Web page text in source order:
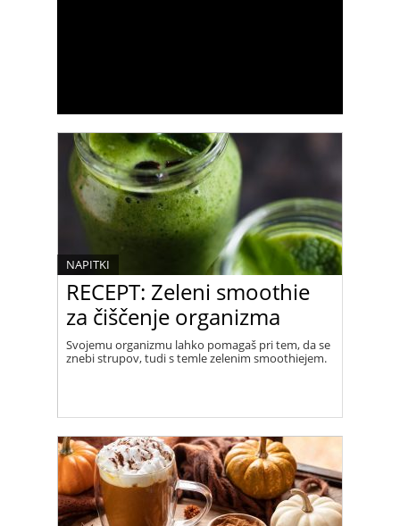
RECEPT: Zeleni smoothie
za čiščenje organizma
NAPITKI
Svojemu organizmu lahko pomagaš pri tem, da se
znebi strupov, tudi s temle zelenim smoothiejem.